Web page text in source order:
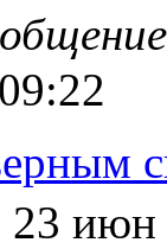
23 июн